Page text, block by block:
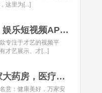
这里为[...]
对手，娱乐短视频APP开发经典案例
专注于才艺的视频平
才艺展示、才[...]
好万家大药房，医疗健康APP开发经典案例
意：健康美好，万家安